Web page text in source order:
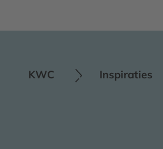
KWC Inspiraties